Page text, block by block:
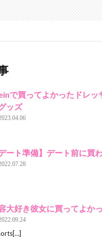
で買ってよかったドレ
ッズ
デート準備】デート前に
大好き彼女に買ってよか